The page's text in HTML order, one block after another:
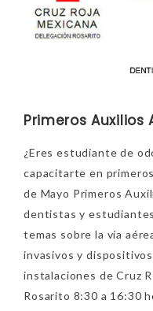
Primeros Auxilios
¿Eres estudiante de
capacitarte en
de Mayo Primeros
dentistas y
temas sobre la vía
invasivos y
instalaciones de Cruz
Rosarito 8:30 a 16:30